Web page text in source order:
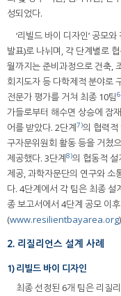
성되었다.
‘리빌드 바이 디자인’ 공모
발표)로 나뉘며, 각 단계별로
월까지는 준비과정으로 건축,
회지도자 등 다학제적 분야로
전문가 평가를 거쳐 최종 10팀
가들로부터 해수면 상승에 잠
어를 받았다. 2단계7)의 협력적
구자문위원회 활동 등을 거쳤
제공했다. 3단계8)의 협동적
제공, 과학자문단의 연구와 소
다. 4단계에서 각 팀은 최종 설
종 보고서에서 4단계 공모 이
(www.resilientbayarea.org
2. 리질리언스 설계 사례
1) 리빌드 바이 디자인
최종 선정된 6개 팀은 리질